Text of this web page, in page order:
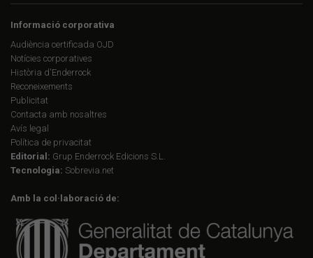
Informació corporativa
Audiència certificada OJD
Notícies corporatives
Història d'Enderrock
Reconeixements
Publicitat
Contacta amb nosaltres
Avís legal
Política de privacitat
Editorial: Grup Enderrock Edicions S.L.
Tecnologia: Sobrevia.net
Amb la col·laboració de: